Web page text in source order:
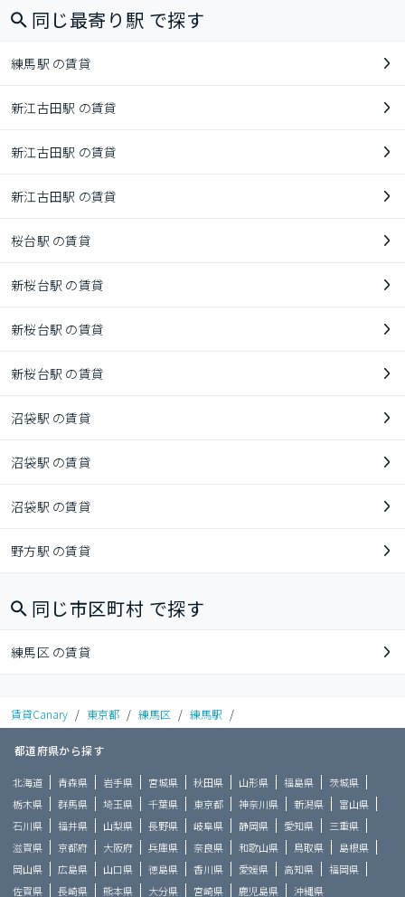
同じ最寄り駅 で探す
練馬駅 の賃貸
新江古田駅 の賃貸
新江古田駅 の賃貸
新江古田駅 の賃貸
桜台駅 の賃貸
新桜台駅 の賃貸
新桜台駅 の賃貸
新桜台駅 の賃貸
沼袋駅 の賃貸
沼袋駅 の賃貸
沼袋駅 の賃貸
野方駅 の賃貸
同じ市区町村 で探す
練馬区 の賃貸
賃貸Canary / 東京都 / 練馬区 / 練馬駅 /
都道府県から探す
北海道 青森県 岩手県 宮城県 秋田県 山形県 福島県
茨城県
栃木県
群馬県 埼玉県 千葉県 東京都 神奈川県 新潟県
富山県
石川県
福井県 山梨県 長野県 岐阜県 静岡県 愛知県
三重県
滋賀県
京都府 大阪府 兵庫県 奈良県 和歌山県 鳥取県
島根県
岡山県
広島県 山口県 徳島県 香川県 愛媛県 高知県
福岡県
佐賀県
長崎県 熊本県 大分県 宮崎県 鹿児島県 沖縄県